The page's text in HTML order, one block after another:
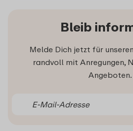
Bleib
Melde Dich jetzt für
randvoll mit Anregungen,
Angeboten.